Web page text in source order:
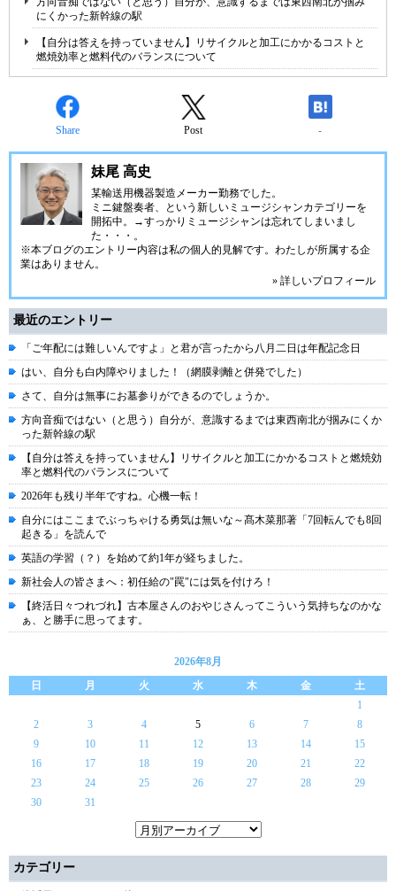
にくかった新幹線の駅
【自分は答えを持っていません】リサイクルと加工にかかるコストと
燃焼効率と燃料代のバランスについて
Share Post -
妹尾 高史
某輸送用機器製造メーカー勤務でした。
ミニ鍵盤奏者、という新しいミュージシャンカテゴリーを
開拓中。→すっかりミュージシャンは忘れてしまいまし
た・・・。
※本ブログのエントリー内容は私の個人的見解です。わたしが所属する企
業はありません。
» 詳しいプロフィール
最近のエントリー
「ご年配には難しいんですよ」と君が言ったから八月二日は年配記念日
はい、自分も白内障やりました！（網膜剥離と併発でした）
さて、自分は無事にお墓参りができるのでしょうか。
方向音痴ではない（と思う）自分が、意識するまでは東西南北が掴みにくか
った新幹線の駅
【自分は答えを持っていません】リサイクルと加工にかかるコストと燃焼効
率と燃料代のバランスについて
2026年も残り半年ですね。心機一転！
自分にはここまでぶっちゃける勇気は無いな～髙木菜那著「7回転んでも8回
起きる」を読んで
英語の学習（？）を始めて約1年が経ちました。
新社会人の皆さまへ：初任給の"罠"には気を付けろ！
【終活日々つれづれ】古本屋さんのおやじさんってこういう気持ちなのかな
ぁ、と勝手に思ってます。
2026年8月
日
月 火 水 木 金
土
1
2
3 4 5 6 7
8
9
10 11 12 13 14
15
16
17 18 19 20 21
22
23
24 25 26 27 28
29
30
31
カテゴリー